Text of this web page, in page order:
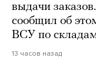
выдачи
сообщил об
ВСУ по
13 часов назад